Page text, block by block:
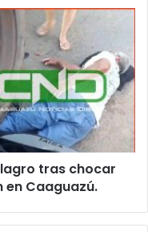
tras chocar
Caaguazú.